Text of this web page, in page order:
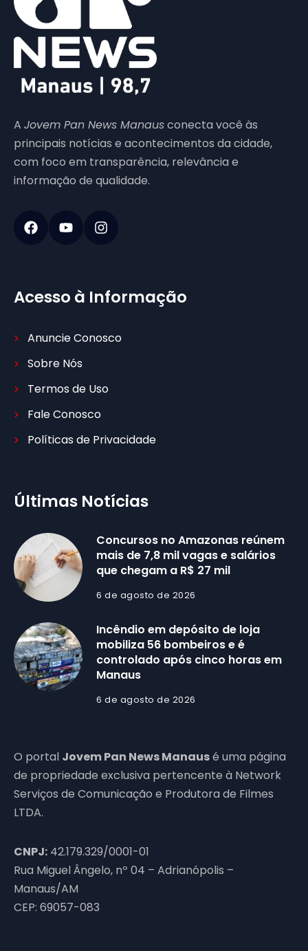
A Jovem Pan News Manausconecta você às
principais notícias e acontecimentos da cidade,
com foco em transparência, relevância e
informação de qualidade.
Acesso à Informação
Anuncie Conosco
Sobre Nós
Termos de Uso
Fale Conosco
Políticas de Privacidade
Últimas Notícias
Concursos no Amazonas reúnem
mais de 7,8 mil vagas e salários
que chegam a R$ 27 mil
6 de agosto de 2026
Incêndio em depósito de loja
mobiliza 56 bombeiros e é
controlado após cinco horas em
Manaus
6 de agosto de 2026
O portal Jovem Pan News Manausé uma página
de propriedade exclusiva pertencente à Network
Serviços de Comunicação e Produtora de Filmes
LTDA.
CNPJ: 42.179.329/0001-01
Rua Miguel Ângelo, nº 04 – Adrianópolis –
Manaus/AM
CEP: 69057-083